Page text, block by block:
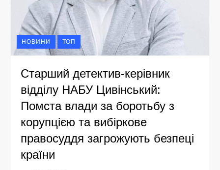
НОВИНИ ТОП
Старший детектив-керівник
відділу НАБУ Цивінський:
Помста влади за боротьбу з
корупцією та вибіркове
правосуддя загрожують безпеці
країни